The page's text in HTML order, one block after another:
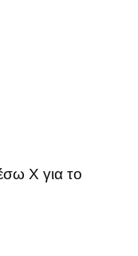
Χ για το